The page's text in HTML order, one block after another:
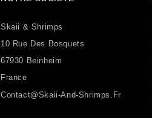
Skaii & Shrimps
10 Rue Des Bosquets
67930 Beinheim
France
Contact@skaii-And-Shrimps.fr